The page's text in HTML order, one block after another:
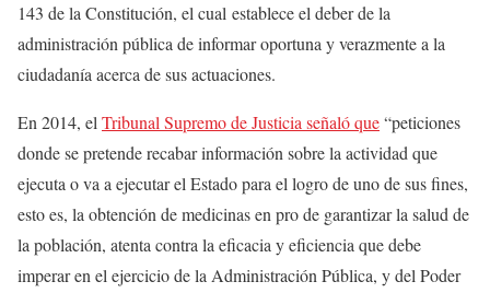
143 de la Constitución, el cual establece el deber de la
administración pública de informar oportuna y verazmente a la
ciudadanía acerca de sus actuaciones.
En 2014, elTribunal Supremo de Justicia señaló que“peticiones
donde se pretende recabar información sobre la actividad que
ejecuta o va a ejecutar el Estado para el logro de uno de sus fines,
esto es, la obtención de medicinas en pro de garantizar la salud de
la población, atenta contra la eficacia y eficiencia que debe
imperar en el ejercicio de la Administración Pública, y del Poder